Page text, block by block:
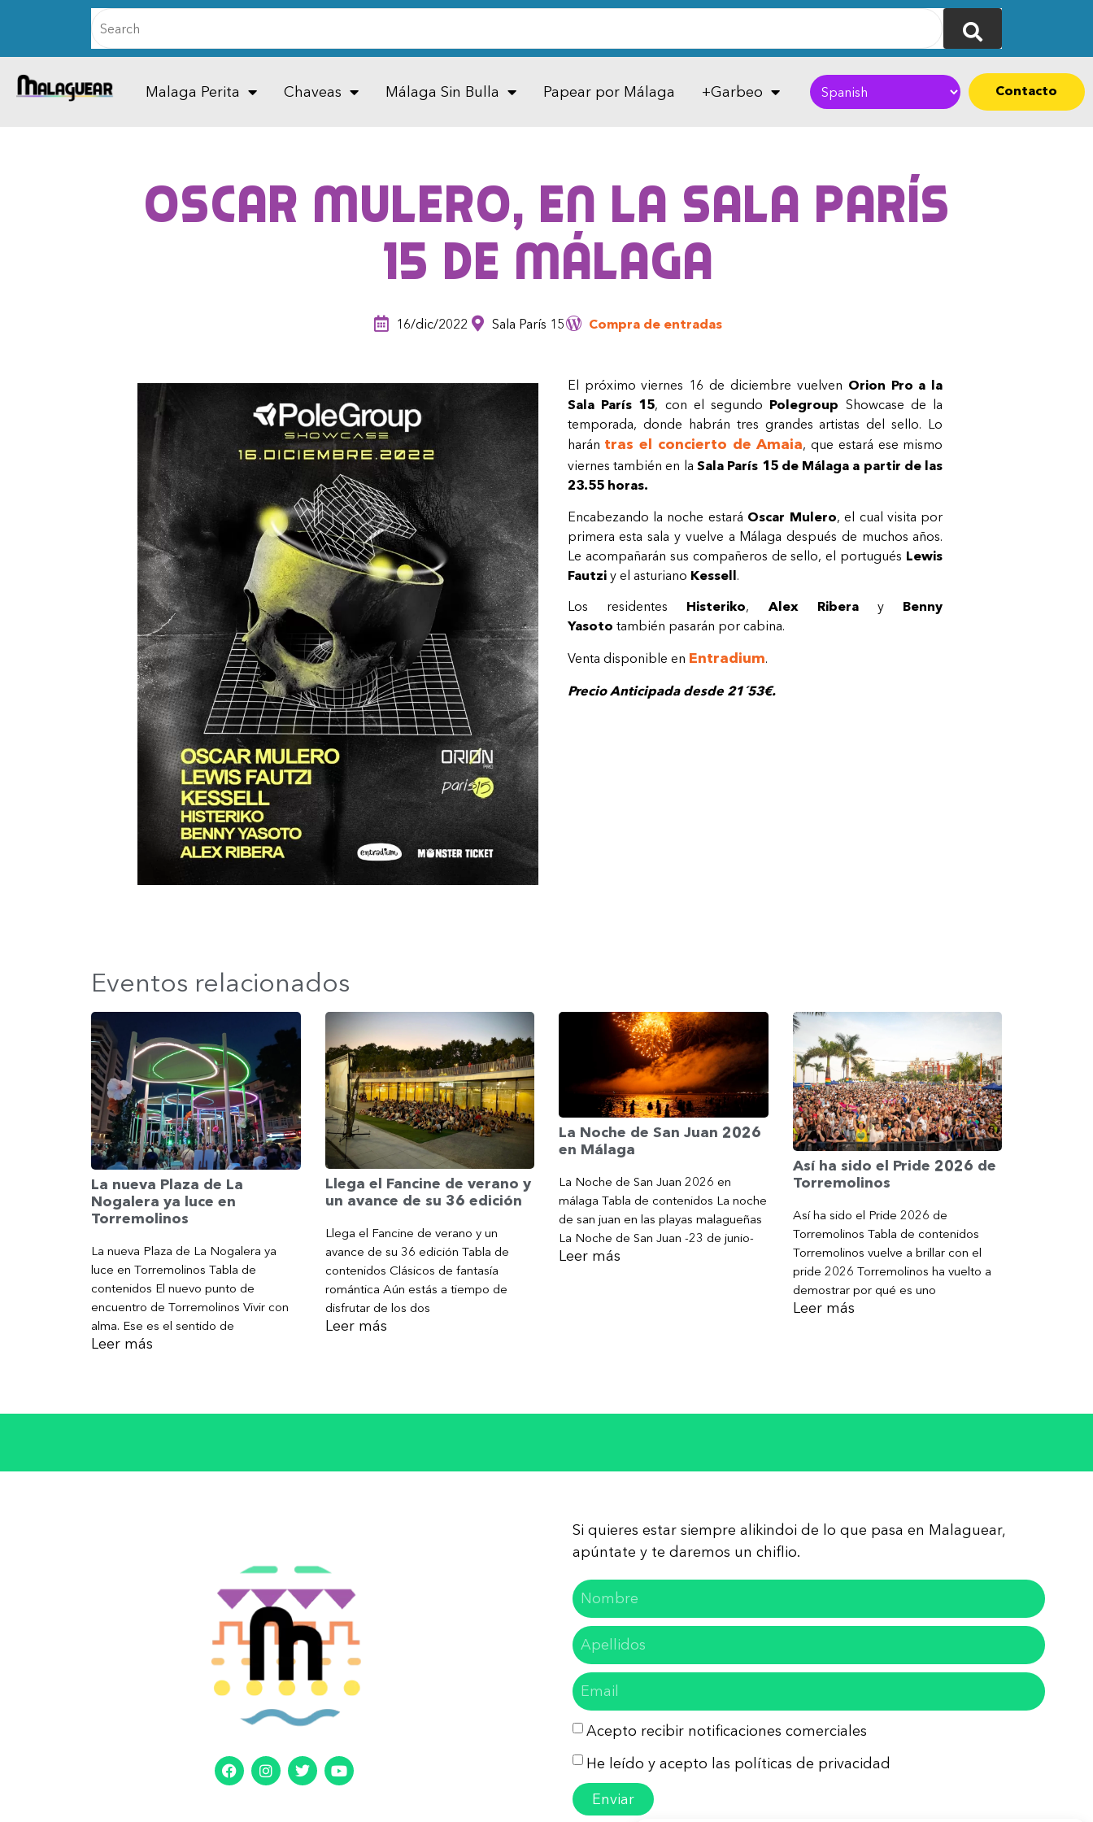
Malaga Perita Chaveas Málaga Sin Bulla Papear por Málaga +Garbeo Contacto
Oscar Mulero, en la Sala París
15 de Málaga
16/dic/2022 Sala París 15 Compra de entradas
El próximo viernes 16 de diciembre vuelven Orion Pro a la
Sala París 15, con el segundo Polegroup Showcase de la
temporada, donde habrán tres grandes artistas del sello. Lo
harán tras el concierto de Amaia, que estará ese mismo
viernes también en la Sala París 15 de Málaga a partir de las
23.55 horas.
Encabezando la noche estará Oscar Mulero, el cual visita por
primera esta sala y vuelve a Málaga después de muchos años.
Le acompañarán sus compañeros de sello, el portugués Lewis
Fautziy el asturiano Kessell.
Los residentes Histeriko, Alex Riberay Benny
Yasoto también pasarán por cabina.
Venta disponible en Entradium.
Precio Anticipada desde 21´53€.
Eventos relacionados
La nueva Plaza de La
Nogalera ya luce en
Torremolinos
La nueva Plaza de La Nogalera ya
luce en Torremolinos Tabla de
contenidos El nuevo punto de
encuentro de Torremolinos Vivir con
alma. Ese es el sentido de
Leer más
Llega el Fancine de verano y
un avance de su 36 edición
Llega el Fancine de verano y un
avance de su 36 edición Tabla de
contenidos Clásicos de fantasía
romántica Aún estás a tiempo de
disfrutar de los dos
Leer más
La Noche de San Juan 2026
en Málaga
La Noche de San Juan 2026 en
málaga Tabla de contenidos La noche
de san juan en las playas malagueñas
La Noche de San Juan -23 de junio-
Leer más
Así ha sido el Pride 2026 de
Torremolinos
Así ha sido el Pride 2026 de
Torremolinos Tabla de contenidos
Torremolinos vuelve a brillar con el
pride 2026 Torremolinos ha vuelto a
demostrar por qué es uno
Leer más
Si quieres estar siempre alikindoi de lo que pasa en Malaguear,
apúntate y te daremos un chiflio.
Acepto recibir notificaciones comerciales
He leído y acepto las políticas de privacidad
Enviar